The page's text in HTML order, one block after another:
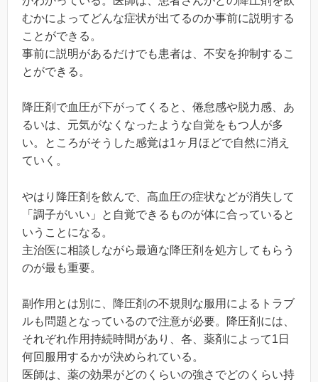
むかによってどんな症状が出てるのか事前に説明する
ことができる。
事前に説明があるだけでも患者は、不安を抑制するこ
とができる。
降圧剤で血圧が下がってくると、倦怠感や脱力感、あ
るいは、元気がなくなったような自覚をもつ人が多
い。ところがそうした感覚は1ヶ月ほどで自然に消え
ていく。
やはり降圧剤を飲んで、高血圧の症状などが消失して
「調子がいい」と自覚できるものが体に合っていると
いうことになる。
主治医に相談しながら最適な降圧剤を処方してもらう
のが最も重要。
副作用とは別に、降圧剤の不規則な服用によるトラブ
ルも問題となっているので注意が必要。降圧剤には、
それぞれ作用持続時間があり、各、薬剤によって1日
何回服用するかが決められている。
医師は、薬の効果がどのくらいの強さでどのくらい持